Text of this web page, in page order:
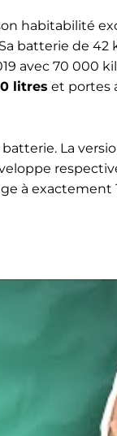
habitabilité
batterie de
avec 70 000
litres et portes
La
à exactement